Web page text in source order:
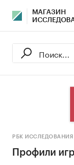
МАГАЗИН
РБК
Профили